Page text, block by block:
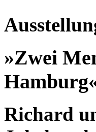
»Zwei
Richard